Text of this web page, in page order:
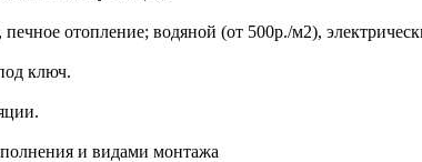
печное отопление; водяной (от 500р./м2),
ключ.
и видами монтажа